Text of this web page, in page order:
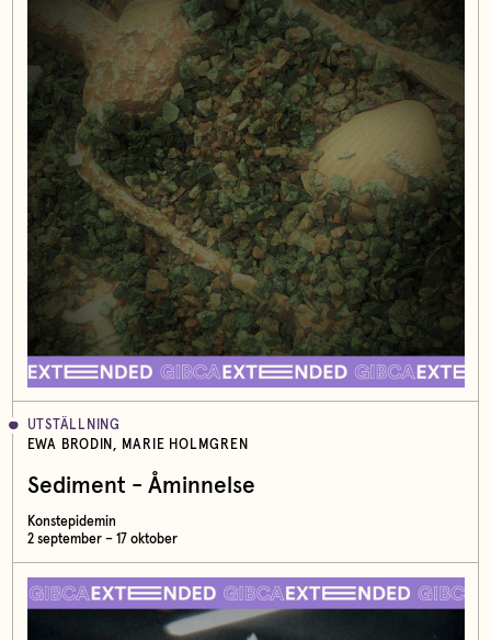
UTSTÄLLNING
EWA BRODIN, MARIE HOLMGREN
Sediment - Åminnelse
Konstepidemin
2 september – 17 oktober